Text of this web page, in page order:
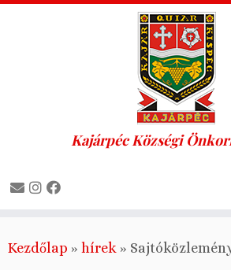
to
Kajárpéc Községi
Kezdőlap » hírek »